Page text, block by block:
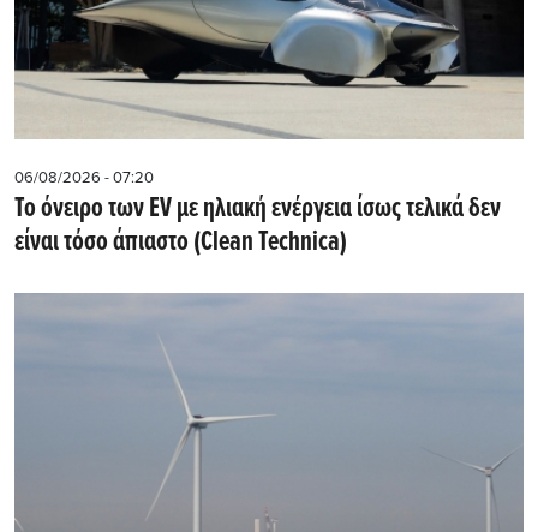
06/08/2026 - 07:20
Το όνειρο των EV με ηλιακή ενέργεια ίσως τελικά δεν
είναι τόσο άπιαστο (Clean Technica)